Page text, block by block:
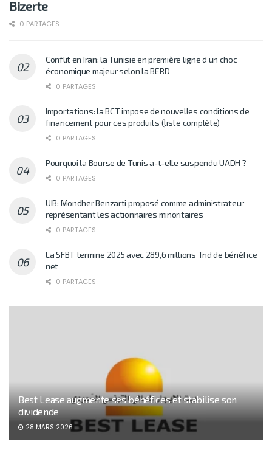
Bizerte
0 PARTAGES
Conflit en Iran: la Tunisie en première ligne d’un choc
économique majeur selon la BERD
0 PARTAGES
Importations: la BCT impose de nouvelles conditions de
financement pour ces produits (liste complète)
0 PARTAGES
Pourquoi la Bourse de Tunis a-t-elle suspendu UADH ?
0 PARTAGES
UIB: Mondher Benzarti proposé comme administrateur
représentant les actionnaires minoritaires
0 PARTAGES
La SFBT termine 2025 avec 289,6 millions Tnd de bénéfice
net
0 PARTAGES
Best Lease augmente ses bénéfices et stabilise son
dividende
28 MARS 2026